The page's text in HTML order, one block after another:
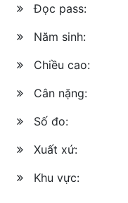
Đọc pass:
Năm sinh:
Chiều cao:
Cân nặng:
Số đo:
Xuất xứ:
Khu vực: